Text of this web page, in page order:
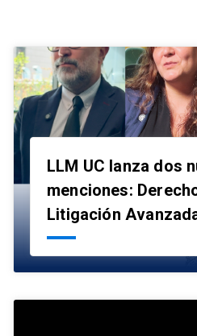
LLM UC lanza dos
menciones:
Litigación